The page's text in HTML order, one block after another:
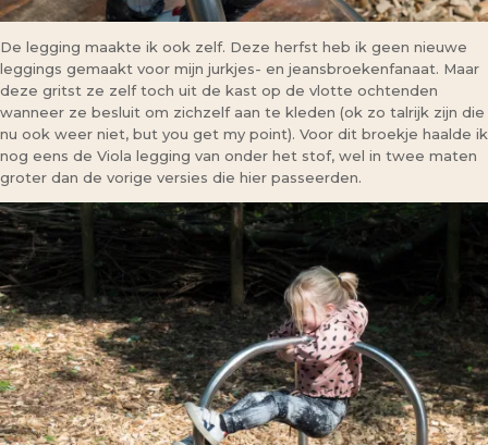
De legging maakte ik ook zelf. Deze herfst heb ik geen nieuwe
leggings gemaakt voor mijn jurkjes- en jeansbroekenfanaat. Maar
deze gritst ze zelf toch uit de kast op de vlotte ochtenden
wanneer ze besluit om zichzelf aan te kleden (ok zo talrijk zijn die
nu ook weer niet, but you get my point). Voor dit broekje haalde ik
nog eens de Viola legging van onder het stof, wel in twee maten
groter dan de vorige versies die hier passeerden.